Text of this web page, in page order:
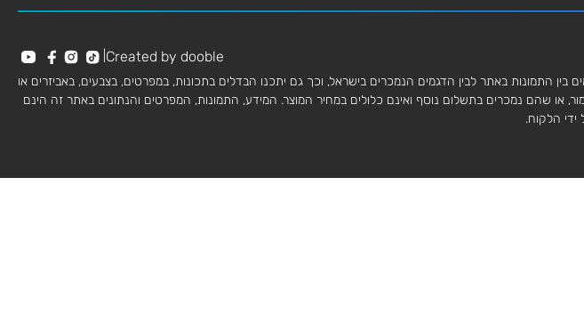
Created by dooble
בין התמונות באתר לבין הדגמים הנמכרים בישראל, וכך גם יתכנו הבדלים בתכונות, במפרטים, בצבעים, באביזרים או
או שהם נמכרים בתשלום נוסף ואינם כלולים במחיר המוצר. המידע, התמונות, המפרטים והנתונים באתר זה הינם
הלקוח.